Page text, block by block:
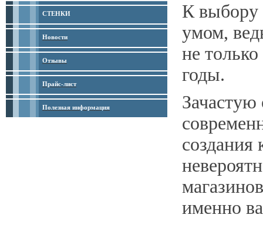
СТЕНКИ
Новости
Отзывы
Прайс-лист
Полезная информация
К выбору
умом,
не
годы.
Зачастую
создания
именно